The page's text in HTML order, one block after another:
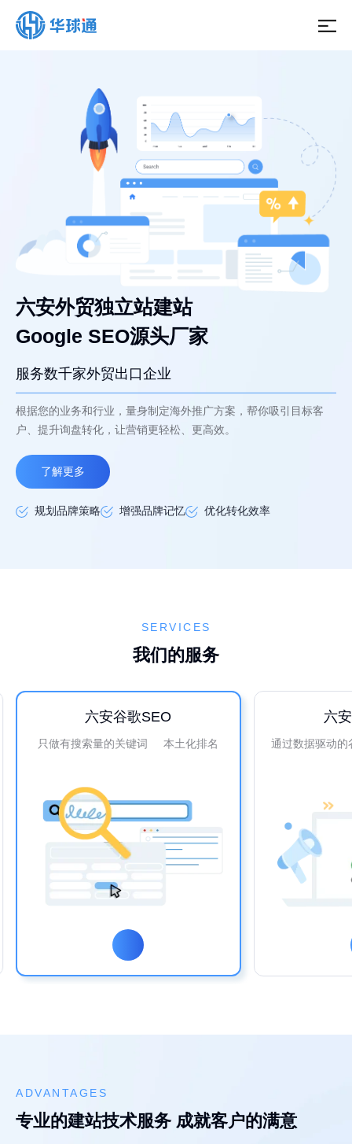
六安外贸独立站建站
Google SEO源头厂家
服务数千家外贸出口企业
根据您的业务和行业，量身制定海外推广方案，帮你吸引目标客
户、提升询盘转化，让营销更轻松、更高效。
了解更多
规划品牌策略 增强品牌记忆 优化转化效率
SERVICES
我们的服务
六安谷歌SEO
只做有搜索量的关键词 本土化排名
六
通过数据驱动的
ADVANTAGES
专业的建站技术服务 成就客户的满意